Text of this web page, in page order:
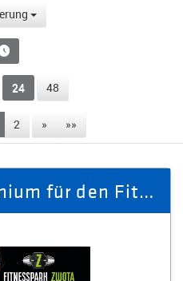
24 48
2 » »»
Zehnerkarte Premium für den Fitnesspark inklusive Getränke und Kurse